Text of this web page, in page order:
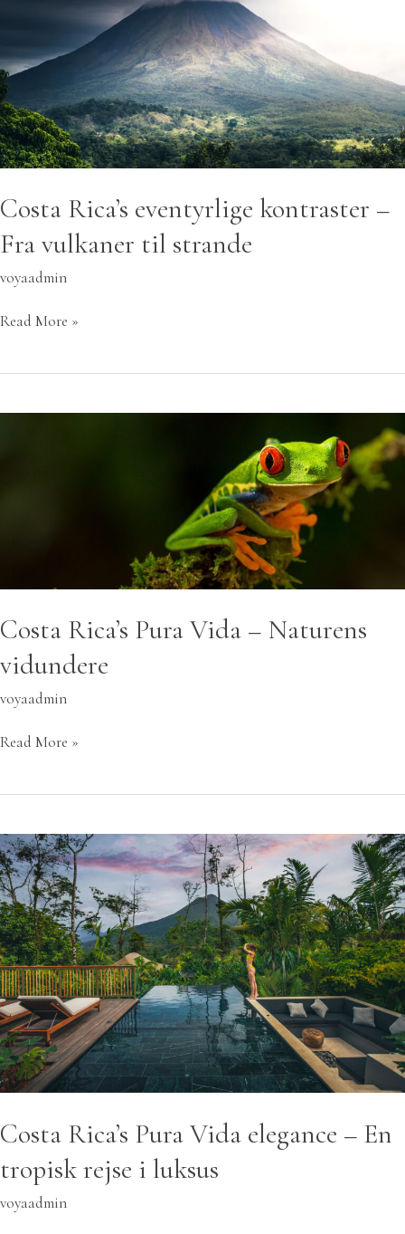
Costa Rica’s eventyrlige kontraster –
Fra vulkaner til strande
voyaadmin
strande
Read More »
Costa Rica’s Pura Vida – Naturens
vidundere
voyaadmin
Read More »
Costa Rica’s Pura Vida elegance – En
tropisk rejse i luksus
voyaadmin
Costa
Rica’s
Pura
Vida
elegance
–
En
tropisk
rejse
i
luksus